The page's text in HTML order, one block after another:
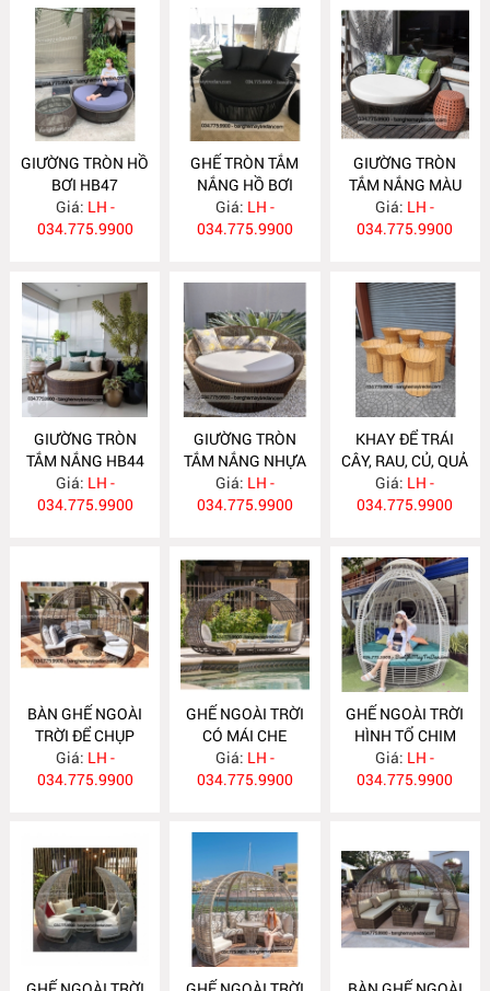
GIƯỜNG TRÒN HỒ
BƠI HB47
Giá: LH -
034.775.9900
GHẾ TRÒN TẮM
NẮNG HỒ BƠI
HB46
Giá: LH -
034.775.9900
GIƯỜNG TRÒN
TẮM NẮNG MÀU
ĐEN HB45
Giá: LH -
034.775.9900
GIƯỜNG TRÒN
TẮM NẮNG HB44
Giá: LH -
034.775.9900
GIƯỜNG TRÒN
TẮM NẮNG NHỰA
GIẢ MÂY HB43
Giá: LH -
034.775.9900
KHAY ĐỂ TRÁI
CÂY, RAU, CỦ, QUẢ
CHO SIÊU THỊ KN5
Giá: LH -
034.775.9900
BÀN GHẾ NGOÀI
TRỜI ĐỂ CHỤP
ẢNH CHO RESOT
GN372
Giá: LH -
034.775.9900
GHẾ NGOÀI TRỜI
CÓ MÁI CHE
GN371
Giá: LH -
034.775.9900
GHẾ NGOÀI TRỜI
HÌNH TỔ CHIM
GN370
Giá: LH -
034.775.9900